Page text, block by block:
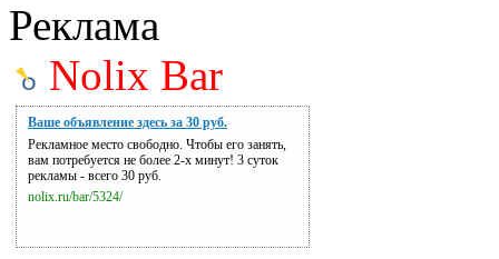
Реклама
Nolix Bar
Ваше объявление здесь за 30 руб.
Рекламное место свободно. Чтобы его занять,
вам потребуется не более 2-х минут! 3 суток
рекламы - всего 30 руб.
nolix.ru/bar/5324/